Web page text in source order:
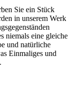
Sie ein Stück
in unserem Werk
niemals eine gleiche
und natürliche
Einmaliges und